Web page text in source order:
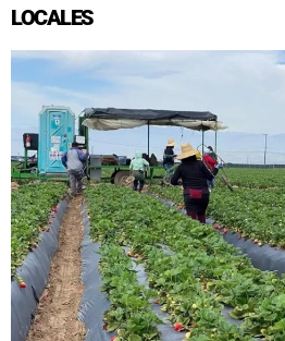
LOCALES